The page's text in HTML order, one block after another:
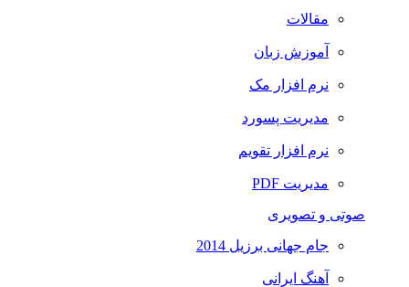
مقالات
آموزش زبان
نرم افزار مک
مدیریت پسورد
نرم افزار تقویم
مدیریت PDF
صوتی و تصویری
جام جهانی برزیل 2014
آهنگ ایرانی